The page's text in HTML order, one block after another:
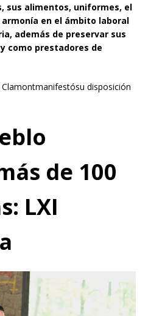
sus alimentos, uniformes, el
en el ámbito laboral
además de preservar sus
como prestadores de
disposición
de 100
LXI